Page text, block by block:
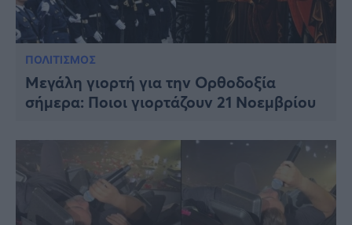
ΠΟΛΙΤΙΣΜΟΣ
Μεγάλη γιορτή για την Ορθοδοξία
σήμερα: Ποιοι γιορτάζουν 21 Νοεμβρίου